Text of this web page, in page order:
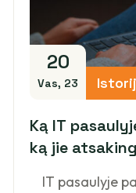
20
Vas, 23
Ką IT
ką jie
IT pasaulyje